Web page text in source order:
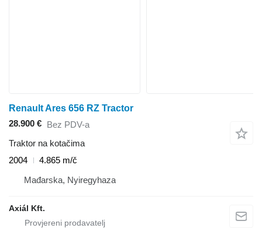
Renault Ares 656 RZ Tractor
28.900 € Bez PDV-a
Traktor na kotačima
2004
4.865 m/č
Mađarska, Nyiregyhaza
Axiál Kft.